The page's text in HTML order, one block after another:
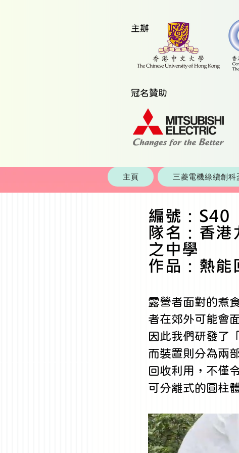
​主辦
​冠名贊助
主頁 三菱電機綠續創
編號：S40
隊名：香
之中學
作品：熱能
露營者面對的煮
者在郊外可能會
因此我們研發了
而裝置則分為兩
回收利用，不僅
可分離式的圓柱